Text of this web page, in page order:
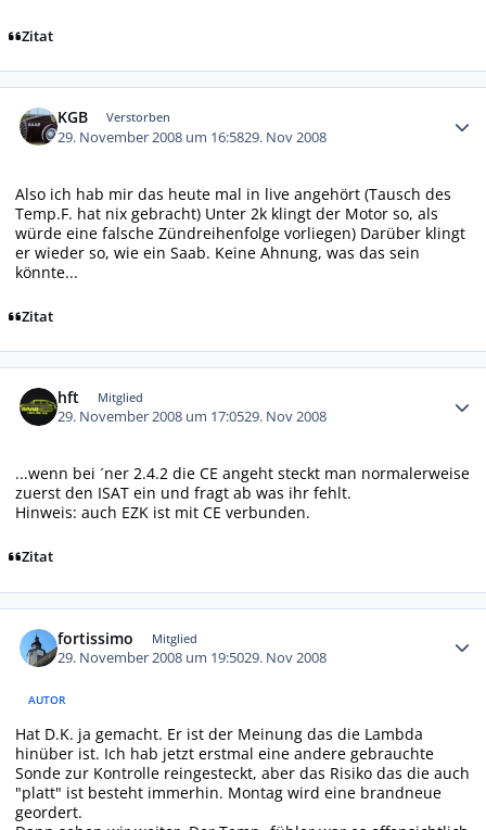
Zitat
KGB Verstorben
29. November 2008 um 16:5829. Nov 2008
Also ich hab mir das heute mal in live angehört (Tausch des
Temp.F. hat nix gebracht) Unter 2k klingt der Motor so, als
würde eine falsche Zündreihenfolge vorliegen) Darüber klingt
er wieder so, wie ein Saab. Keine Ahnung, was das sein
könnte...
Zitat
hft Mitglied
29. November 2008 um 17:0529. Nov 2008
...wenn bei ´ner 2.4.2 die CE angeht steckt man normalerweise
zuerst den ISAT ein und fragt ab was ihr fehlt.
Hinweis: auch EZK ist mit CE verbunden.
Zitat
fortissimo Mitglied
29. November 2008 um 19:5029. Nov 2008
AUTOR
Hat D.K. ja gemacht. Er ist der Meinung das die Lambda
hinüber ist. Ich hab jetzt erstmal eine andere gebrauchte
Sonde zur Kontrolle reingesteckt, aber das Risiko das die auch
"platt" ist besteht immerhin. Montag wird eine brandneue
geordert.